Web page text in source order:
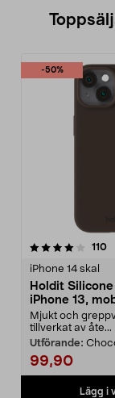
-50%
110
iPhone 14 skal
Holdit
iPhone 13,
Mjukt och
tillverkat av åte...
Utförande:
99,90
Lägg i
4.5 av 5